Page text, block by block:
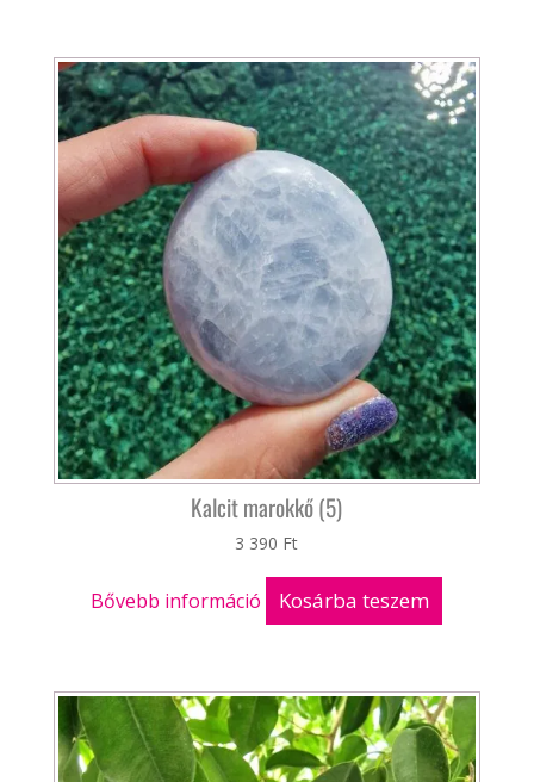
Kalcit marokkő (5)
3 390 Ft
Bővebb információ Kosárba teszem